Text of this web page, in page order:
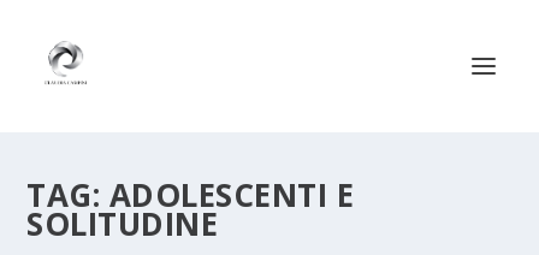
TAG: ADOLESCENTI E
SOLITUDINE